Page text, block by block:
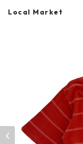
Local Market